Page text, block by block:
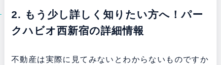
2. もう少し詳しく知りたい方へ！パー
クハビオ西新宿の詳細情報
不動産は実際に見てみないとわからないものですか